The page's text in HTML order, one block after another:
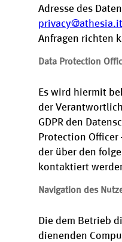
Adresse des
privacy@athesia.it
Anfragen richten
Data Protection
Es wird hiermit
der
GDPR den
Protection Officer
der über den
kontaktiert
Navigation des
Die dem Betrieb
dienenden